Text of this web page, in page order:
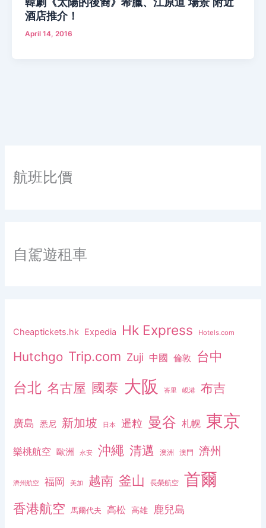
酒店推介！
April 14, 2016
航班比價
自駕遊租車
Cheaptickets.hk Expedia Hk Express Hotels.com
Hutchgo Trip.com Zuji 中國 倫敦 台中
台北 名古屋 國泰 大阪 峇里 峴港 布吉
廣島 悉尼 新加坡 日本 暹粒 曼谷 札幌 東京
樂桃航空 歐洲 永安 沖繩 清邁 澳洲 澳門 濟州
濟州航空 福岡 美加 越南 釜山 長榮航空 首爾
香港航空 馬爾代夫 高松 高雄 鹿兒島